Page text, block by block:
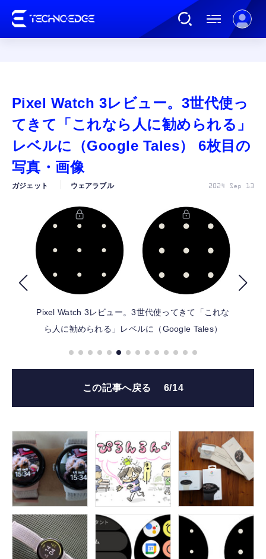
AI
ガジェット
ゲーム
カルチャー
公式ストア
Pixel Watch 3レビュー。3世代使っ
てきて「これなら人に勧められる」
レベルに（Google Tales） 6枚目の
写真・画像
ガジェット ウェアラブル 2024 Sep 13
Pixel Watch 3レビュー。3世代使ってきて「これな
ら人に勧められる」レベルに（Google Tales）
この記事へ戻る 6/14